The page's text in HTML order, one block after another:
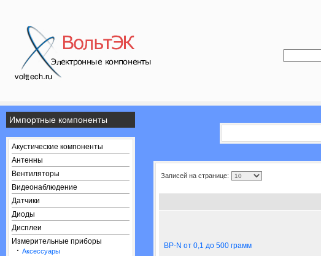
Импортные компоненты
Акустические компоненты
Антенны
Вентиляторы
Видеонаблюдение
Датчики
Диоды
Дисплеи
Измерительные приборы
· Аксессуары
Записей на странице:
BP-N от 0,1 до 500 грамм